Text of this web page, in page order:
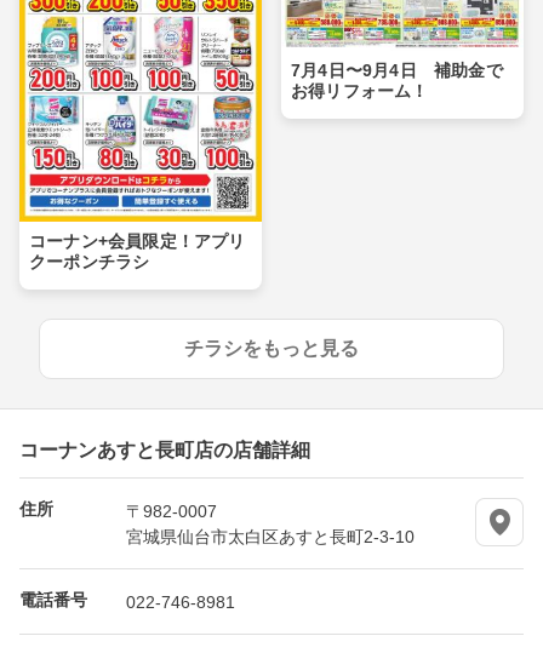
コーナン+会員限定！アプリ
クーポンチラシ
7月4日〜9月4日 補助金で
お得リフォーム！
チラシをもっと見る
コーナンあすと長町店の店舗詳細
住所
〒982-0007
宮城県仙台市太白区あすと長町2-3-10
電話番号 022-746-8981